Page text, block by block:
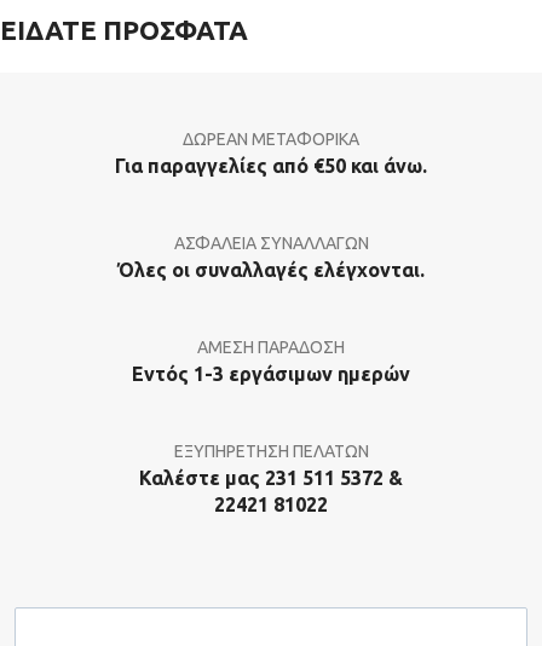
ΕΙΔΑΤΕ ΠΡΟΣΦΑΤΑ
ΔΩΡΕΑΝ ΜΕΤΑΦΟΡΙΚΑ
Για παραγγελίες από €50 και άνω.
ΑΣΦΑΛΕΙΑ ΣΥΝΑΛΛΑΓΩΝ
Όλες οι συναλλαγές ελέγχονται.
ΑΜΕΣΗ ΠΑΡΑΔΟΣΗ
Εντός 1-3 εργάσιμων ημερών
ΕΞΥΠΗΡΕΤΗΣΗ ΠΕΛΑΤΩΝ
Καλέστε μας 231 511 5372 &
22421 81022